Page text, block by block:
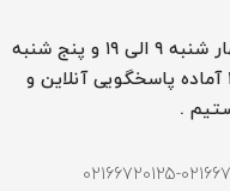
شنبه تا چهار شنبه ۹ الی ۱۹ و پنج شنبه
ها ۹ الی ۱۴ آماده پاسخگویی آنلاین و
.